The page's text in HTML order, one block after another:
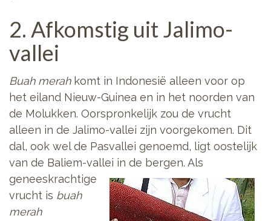
2. Afkomstig uit Jalimo-
vallei
Buah merahkomt in Indonesië alleen voor op
het eiland Nieuw-Guinea en in het noorden van
de Molukken. Oorspronkelijk zou de vrucht
alleen in de Jalimo-vallei zijn voorgekomen. Dit
dal, ook wel de Pasvallei genoemd, ligt oostelijk
van de Baliem-vallei in de bergen. Als
geneeskrachtige
vrucht is buah
merah